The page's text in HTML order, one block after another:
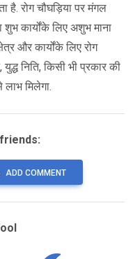
है. रोग चौघड़िया पर मंगल
शुभ कार्योंके लिए अशुभ माना
और कार्योंके लिए रोग
निति, किसी भी प्रकार की
मिलेगा.
ADD COMMENT